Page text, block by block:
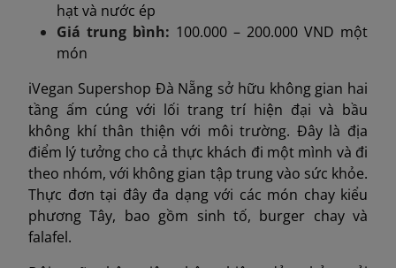
hạt và nước ép
Giá trung bình: 100.000 – 200.000 VND một
món
iVegan Supershop Đà Nẵng sở hữu không gian hai
tầng ấm cúng với lối trang trí hiện đại và bầu
không khí thân thiện với môi trường. Đây là địa
điểm lý tưởng cho cả thực khách đi một mình và đi
theo nhóm, với không gian tập trung vào sức khỏe.
Thực đơn tại đây đa dạng với các món chay kiểu
phương Tây, bao gồm sinh tố, burger chay và
falafel.